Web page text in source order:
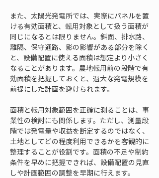
また、太陽光発電所では、実際にパネルを置
ける有効面積と、転用対象として扱う面積が
同じになるとは限りません。斜面、排水路、
離隔、保守通路、影の影響がある部分を除く
と、設備配置に使える面積は想定より小さく
なることがあります。農地転用前の段階で有
効面積を把握しておくと、過大な発電規模を
前提にした計画を避けられます。
面積と転用対象範囲を正確に測ることは、事
業性の検討にも関係します。ただし、測量段
階では発電量や収益を断定するのではなく、
土地としてどの程度利用できるかを客観的に
整理することが役割です。面積の不足や制約
条件を早めに把握できれば、設備配置の見直
しや計画範囲の調整を早期に行えます。